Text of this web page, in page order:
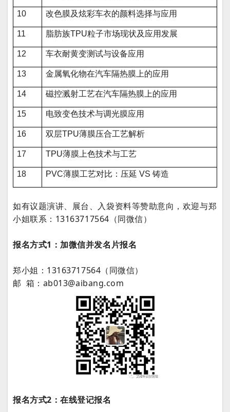
10 改色膜及炫彩车衣的颜料选择与应用
11 脂肪族TPU粒子市场现状及应用发展
12 车衣耐黄变测试与设备应用
13 金属氧化物在汽车隔热膜上的应用
14 磁控溅射工艺在汽车隔热膜上的应用
15 电致变色技术与调光膜应用
16 双层TPU薄膜压合工艺解析
17 TPU薄膜上色技术与工艺
18 PVC薄膜工艺对比：压延 VS 铸造
如有议题演讲、展台、入袋资料等赞助意向，欢迎与郑
小姐联系：13163717564（同微信）
报名方式1：加微信并发名片报名
郑小姐：13163717564（同微信）
邮 箱：ab013@aibang.com
报名方式2：在线登记报名